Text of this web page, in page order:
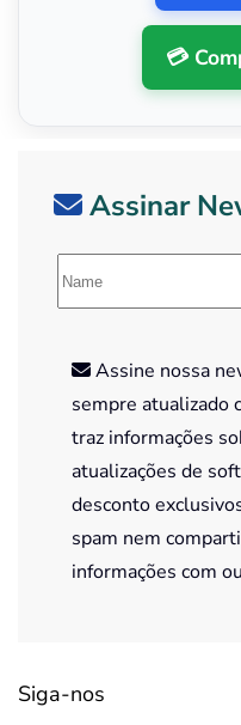
💳
Assinar
Assine nossa
sempre atualizado
traz informações
atualizações de
desconto
spam nem
informações com
Siga-nos